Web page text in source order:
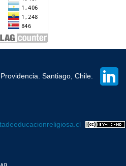
Santiago, Chile.